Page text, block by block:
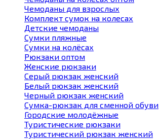
Чемоданы для взрослых
Комплект сумок на колесах
Детские чемоданы
Сумки пляжные
Сумки на колёсах
Рюкзаки оптом
Женские рюкзаки
Серый рюкзак женский
Белый рюкзак женский
Черный рюкзак женский
Сумка-рюкзак для сменной обуви
Городские молодёжные
Туристические рюкзаки
Туристический рюкзак женский